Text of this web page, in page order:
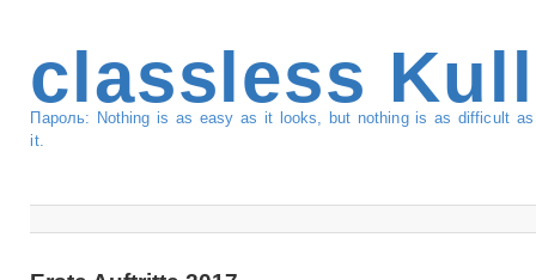
classless
Пароль: Nothing is as easy as it looks, but nothing is as difficult
it.